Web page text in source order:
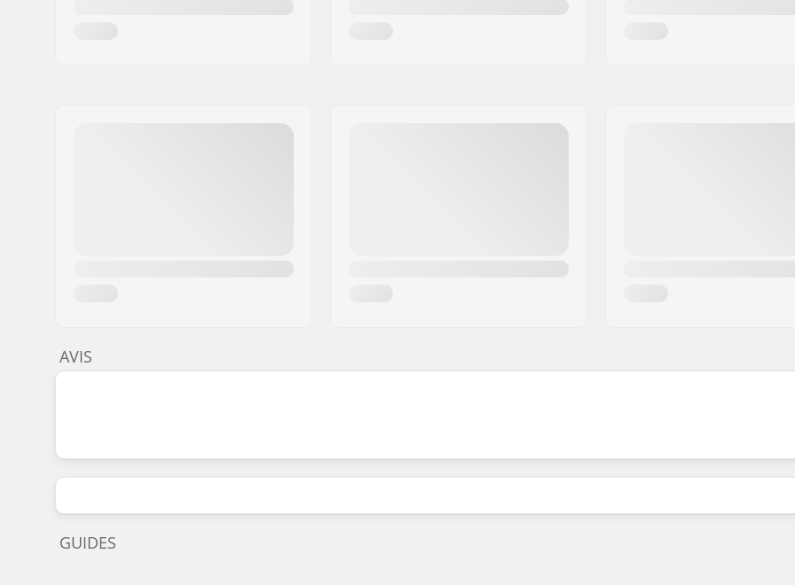
AVIS
GUIDES